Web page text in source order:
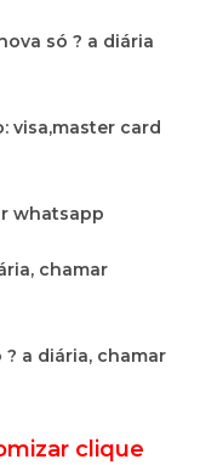
só ? a diária
visa,master card
whatsapp
chamar
a diária, chamar
clique